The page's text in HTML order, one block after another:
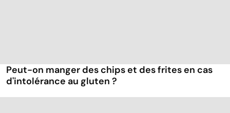
Peut-on manger des chips et des frites en cas
d'intolérance au gluten ?